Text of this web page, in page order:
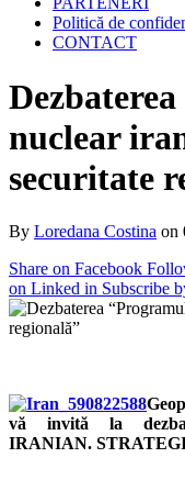
Politică de
CONTACT
nuclear
securitate
By Loredana Costina on
Share on Facebook
on Linked in Subscribe
vă invită la
IRANIAN.